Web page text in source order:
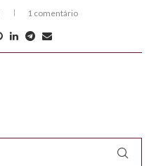
1 comentário